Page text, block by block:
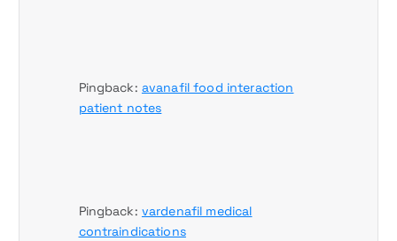
Pingback: avanafil food interaction
patient notes
Pingback: vardenafil medical
contraindications